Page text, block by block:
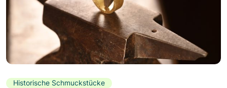
Historische Schmuckstücke